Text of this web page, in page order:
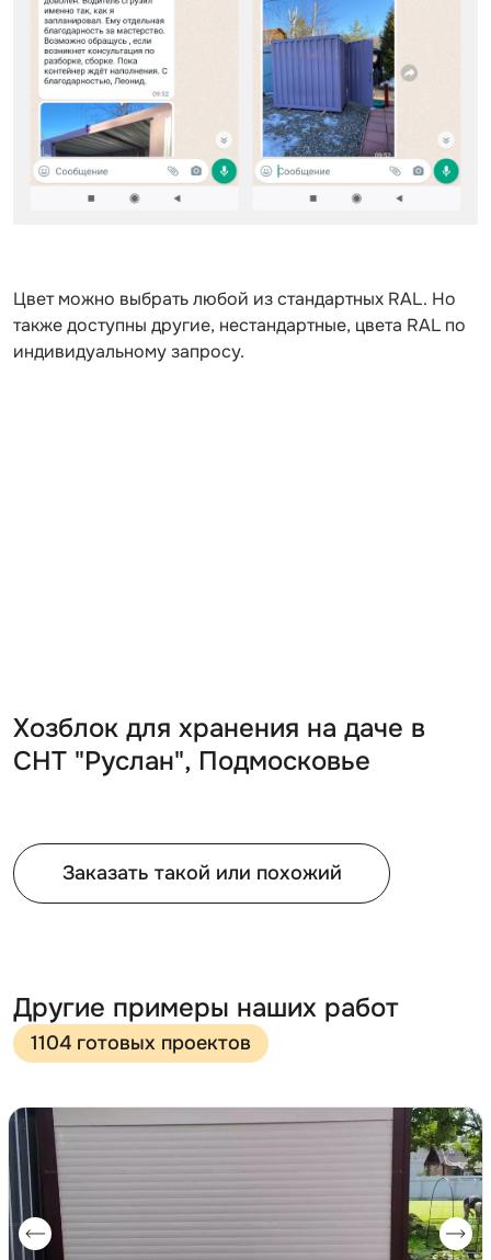
Цвет можно выбрать любой из стандартных RAL. Но
также доступны другие, нестандартные, цвета RAL по
индивидуальному запросу.
Хозблок для хранения на даче в
СНТ "Руслан", Подмосковье
Заказать такой или похожий
Другие примеры наших работ
1104 готовых проектов